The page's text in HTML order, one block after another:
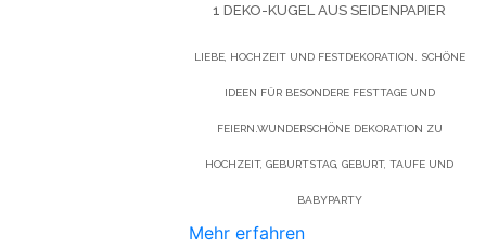
1 DEKO-KUGEL AUS SEIDENPAPIER
LIEBE, HOCHZEIT UND FESTDEKORATION. SCHÖNE
IDEEN FÜR BESONDERE FESTTAGE UND
FEIERN.WUNDERSCHÖNE DEKORATION ZU
HOCHZEIT, GEBURTSTAG, GEBURT, TAUFE UND
BABYPARTY
Mehr erfahren